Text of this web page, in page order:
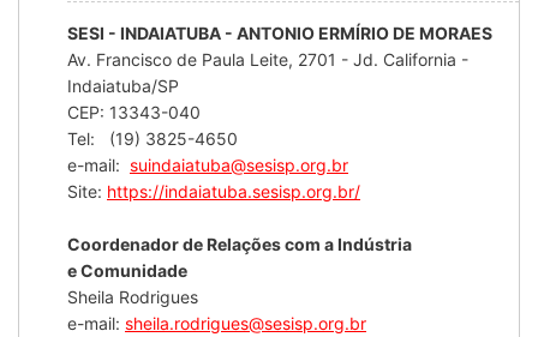
SESI - INDAIATUBA - ANTONIO ERMÍRIO DE MORAES
Av. Francisco de Paula Leite, 2701 - Jd. California -
Indaiatuba/SP
CEP: 13343-040
Tel: (19) 3825-4650
e-mail: suindaiatuba@sesisp.org.br
Site: https://indaiatuba.sesisp.org.br/
Coordenador de Relações com a Indústria
e Comunidade
Sheila Rodrigues
e-mail: sheila.rodrigues@sesisp.org.br